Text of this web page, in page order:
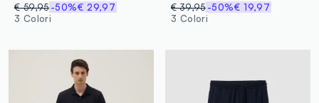
€ 59,95-50%€ 29,97
3 Colori
€ 39,95 -50%€ 19,97
3 Colori